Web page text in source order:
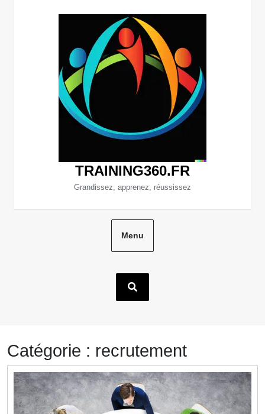
TRAINING360.FR
Grandissez, apprenez, réussissez
Menu
Catégorie : recrutement